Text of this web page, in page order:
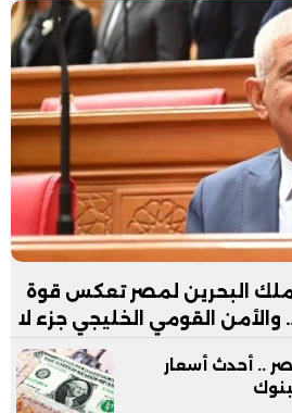
البحرين لمصر تعكس قوة
والأمن القومي الخليجي جزء لا
.. أحدث أسعار